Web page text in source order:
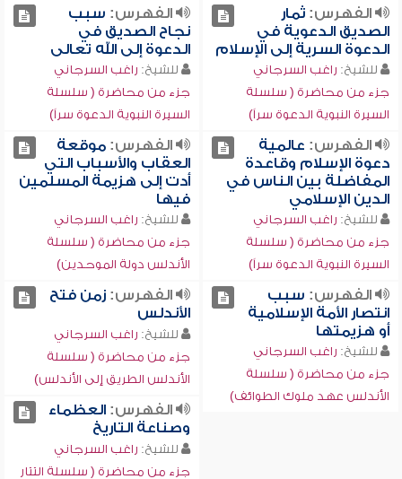
الفهرس:ثمار
الصديق الدعوية في
الدعوة السرية إلى الإسلام
للشيخ: راغب السرجاني
جزء من محاضرة ( سلسلة
السيرة النبوية الدعوة سراً)
الفهرس: سبب
نجاح الصديق في
الدعوة إلى الله تعالى
للشيخ: راغب السرجاني
جزء من محاضرة ( سلسلة
السيرة النبوية الدعوة سراً)
الفهرس: عالمية
دعوة الإسلام وقاعدة
المفاضلة بين الناس في
الدين الإسلامي
للشيخ: راغب السرجاني
جزء من محاضرة ( سلسلة
السيرة النبوية الدعوة سراً)
الفهرس:موقعة
العقاب والأسباب التي
أدت إلى هزيمة المسلمين
فيها
للشيخ: راغب السرجاني
جزء من محاضرة ( سلسلة
الأندلس دولة الموحدين)
الفهرس: سبب
انتصار الأمة الإسلامية
أو هزيمتها
للشيخ: راغب السرجاني
جزء من محاضرة ( سلسلة
الأندلس عهد ملوك الطوائف)
الفهرس:زمن فتح
الأندلس
للشيخ: راغب السرجاني
جزء من محاضرة ( سلسلة
الأندلس الطريق إلى الأندلس)
الفهرس:العظماء
وصناعة التاريخ
للشيخ: راغب السرجاني
جزء من محاضرة ( سلسلة التتار